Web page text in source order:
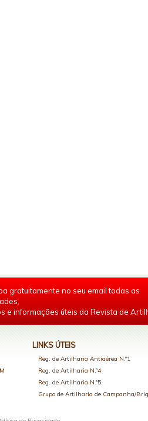
gratuitamente no seu email todas as
e informações úteis da Revista de
LINKS ÚTEIS
Reg. de Artilharia Antiaérea N.º1
Reg. de Artilharia N.º4
Reg. de Artilharia N.º5
Grupo de Artilharia de Campanha/